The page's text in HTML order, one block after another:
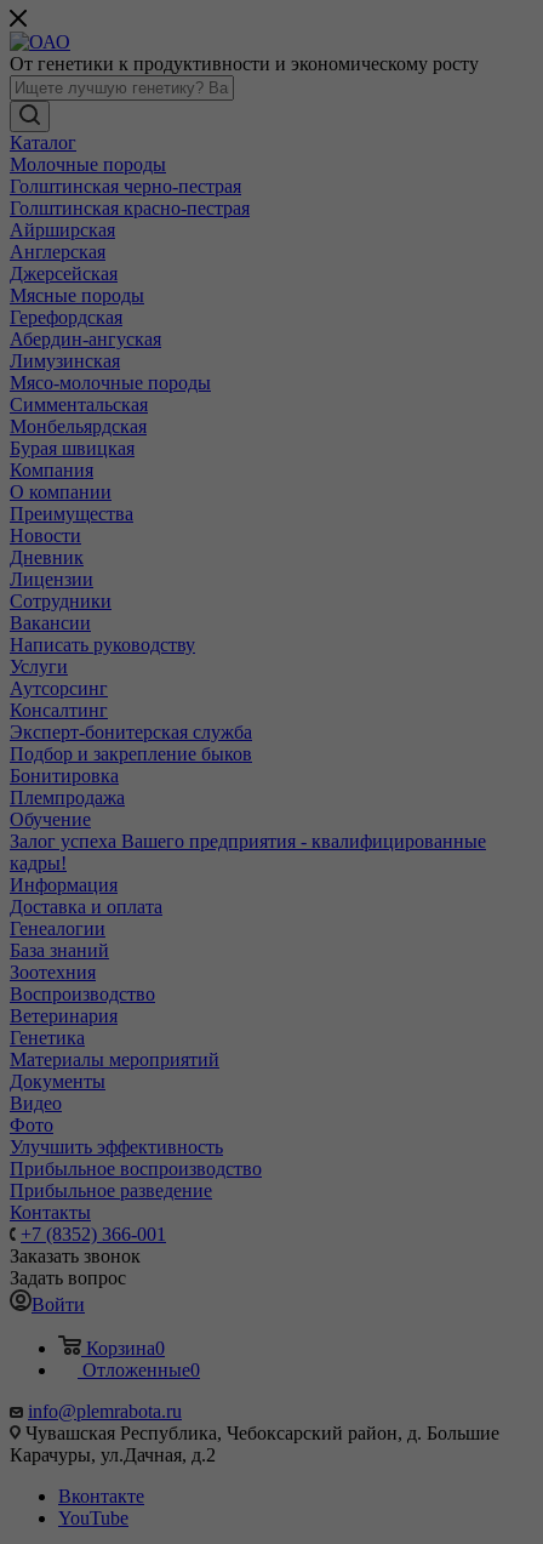
От генетики к продуктивности и экономическому росту
Каталог
Молочные породы
Голштинская черно-пестрая
Голштинская красно-пестрая
Айрширская
Англерская
Джерсейская
Мясные породы
Герефордская
Абердин-ангуская
Лимузинская
Мясо-молочные породы
Симментальская
Монбельярдская
Бурая швицкая
Компания
О компании
Преимущества
Новости
Дневник
Лицензии
Сотрудники
Вакансии
Написать руководству
Услуги
Аутсорсинг
Консалтинг
Эксперт-бонитерская служба
Подбор и закрепление быков
Бонитировка
Племпродажа
Обучение
Залог успеха Вашего предприятия - квалифицированные
кадры!
Информация
Доставка и оплата
Генеалогии
База знаний
Зоотехния
Воспроизводство
Ветеринария
Генетика
Материалы мероприятий
Документы
Видео
Фото
Улучшить эффективность
Прибыльное воспроизводство
Прибыльное разведение
Контакты
+7 (8352) 366-001
Заказать звонок
Задать вопрос
Войти
Корзина0
Отложенные0
info@plemrabota.ru
Чувашская Республика, Чебоксарский район, д. Большие
Карачуры, ул.Дачная, д.2
Вконтакте
YouTube